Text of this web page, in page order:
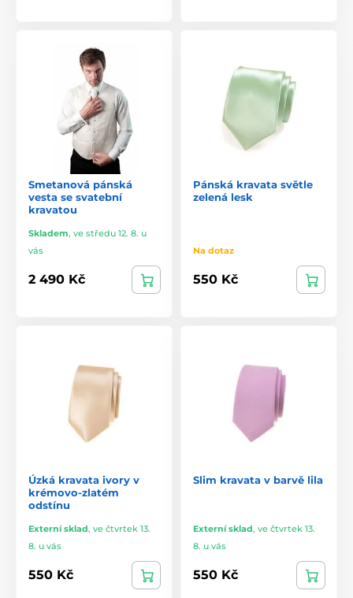
Smetanová pánská
vesta se svatební
kravatou
Skladem, ve středu 12. 8. u
vás
2 490 Kč
Pánská kravata světle
zelená lesk
Na dotaz
550 Kč
Úzká kravata ivory v
krémovo-zlatém
odstínu
Externí sklad, ve čtvrtek 13.
8. u vás
550 Kč
Slim kravata v barvě lila
Externí sklad, ve čtvrtek 13.
8. u vás
550 Kč